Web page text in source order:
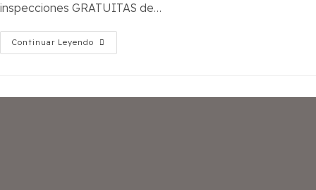
inspecciones GRATUITAS de…
Continuar Leyendo